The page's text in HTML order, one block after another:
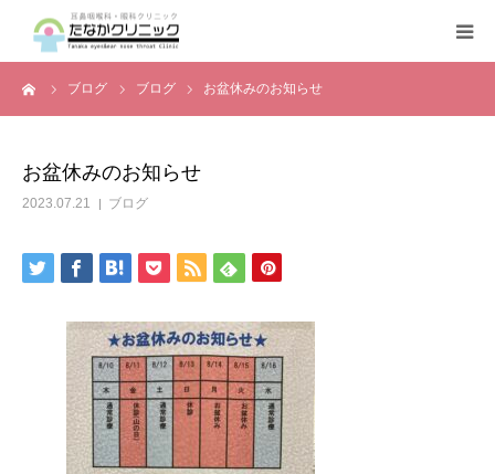
ブログ ブログ お盆休みのお知らせ
お盆休みのお知らせ
2023.07.21 ブログ
トップページ
設備機器
よくある質問